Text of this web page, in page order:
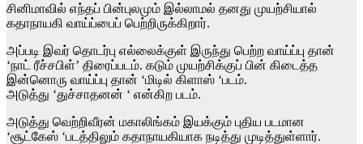
சினிமாவில் எந்தப் பின்புலமும் இல்லாமல் தனது முயற்சியால்
கதாநாயகி வாய்ப்பைப் பெற்றிருக்கிறார்.
அப்படி இவர் தொடர்பு எல்லைக்குள் இருந்து பெற்ற வாய்ப்பு தான்
‘நாட் ரீச்சபிள்’ திரைப்படம். கடும் முயற்சிக்குப் பின் கிடைத்த
இன்னொரு வாய்ப்பு தான் ‘மிடில் கிளாஸ் ‘படம்.
அடுத்து ‘துச்சாதனன் ‘ என்கிற படம்.
அடுத்து வெற்றிவீரன் மகாலிங்கம் இயக்கும் புதிய படமான
‘சூட்கேஸ் ‘படத்திலும் கதாநாயகியாக நடித்து முடித்துள்ளார்.